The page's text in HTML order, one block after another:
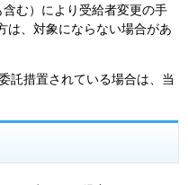
む）により受給者変更の手
は、対象にならない場合があ
措置されている場合は、当